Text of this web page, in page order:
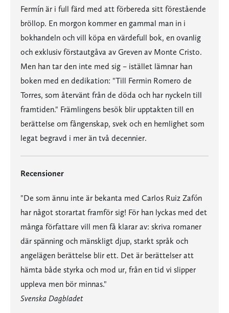
Fermín är i full färd med att förbereda sitt förestående
bröllop. En morgon kommer en gammal man in i
bokhandeln och vill köpa en värdefull bok, en ovanlig
och exklusiv förstautgåva av Greven av Monte Cristo.
Men han tar den inte med sig ­– istället lämnar han
boken med en dedikation: "Till Fermin Romero de
Torres, som återvänt från de döda och har nyckeln till
framtiden." Främlingens besök blir upptakten till en
berättelse om fångenskap, svek och en hemlighet som
legat begravd i mer än två decennier.
Recensioner
"De som ännu inte är bekanta med Carlos Ruiz Zafón
har något storartat framför sig! För han lyckas med det
många författare vill men få klarar av: skriva romaner
där spänning och mänskligt djup, starkt språk och
angelägen berättelse blir ett. Det är berättelser att
hämta både styrka och mod ur, från en tid vi slipper
uppleva men bör minnas."
Svenska Dagbladet